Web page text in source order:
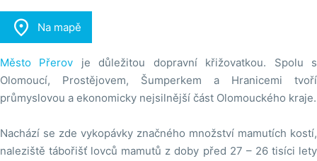
 Na mapě
Město Přerov je důležitou dopravní křižovatkou. Spolu s
Olomoucí, Prostějovem, Šumperkem a Hranicemi tvoří
průmyslovou a ekonomicky nejsilnější část Olomouckého kraje.
Nachází se zde vykopávky značného množství mamutích kostí,
naleziště tábořišť lovců mamutů z doby před 27 – 26 tisíci lety